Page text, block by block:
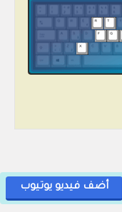
أضف فيديو يوتيوب